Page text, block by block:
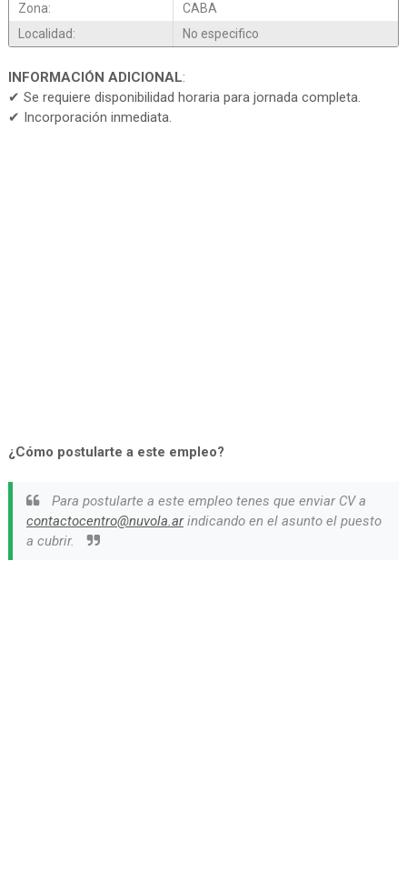
Zona:
CABA
Localidad:
No especifico
INFORMACIÓN ADICIONAL:
✔ Se requiere disponibilidad horaria para jornada completa.
✔ Incorporación inmediata.
¿Cómo postularte a este empleo?
Para postularte a este empleo tenes que enviar CV a
contactocentro@nuvola.arindicando en el asunto el puesto
a cubrir.